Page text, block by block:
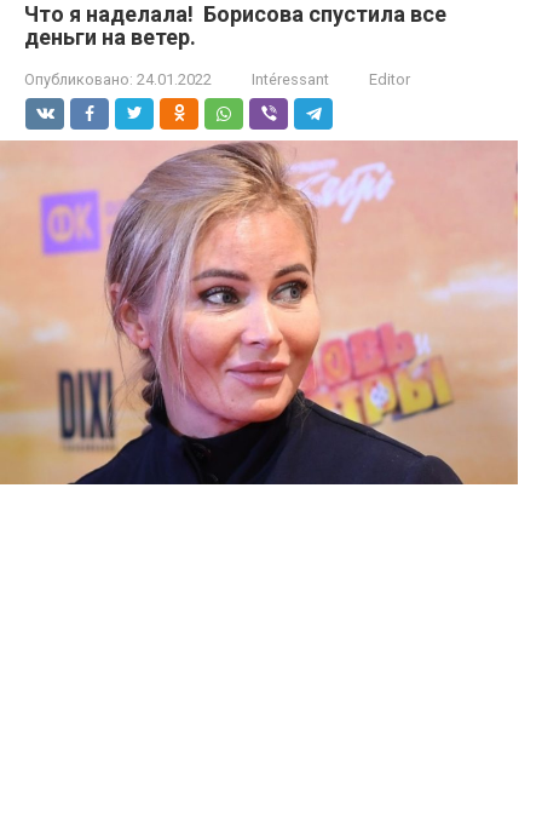
Что я наделала! Борисова спустила все
деньги на ветер.
Опубликовано: 24.01.2022 Intéressant Editor